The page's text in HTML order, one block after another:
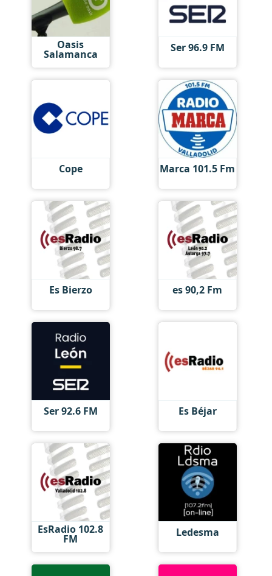
Oasis
Salamanca Ser 96.9 FM
Cope Marca 101.5 Fm
Es Bierzo es 90,2 Fm
Ser 92.6 FM Es Béjar
EsRadio 102.8
FM Ledesma